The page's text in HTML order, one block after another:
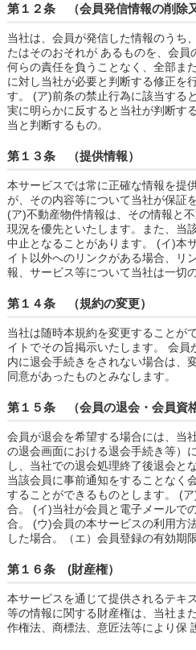
第１２条 （会員発信情報の削除又
当社は、会員が発信した情報のうち
たはそのおそれが あるものを、会員
何らの責任を負うことなく、全部ま
に対し当社が必要と判断する修正を
す。 (ア)前条の禁止行為に該当する
実に明らかに反すると当社が判断す
当と判断するもの。
第１３条 （提供情報）
本サービスでは常に正確な情報を提
が、その内容等について当社が保証
(ア)不動産物件情報は、その情報と
現況を優先といたします。また、当
中止となることがあります。 (イ)本
イト以外へのリンクがある場合、リ
報、サービス等について当社は一切
第１４条 （規約の変更）
当社は随時本規約を変更することが
イトでその旨掲示いたします。 会員
内に退会手続きをされない場合は、
同意があったものとみなします。
第１５条 （会員の退会・会員資
会員が退会を希望する場合には、当
の退会画面における退会手続き等）
し、当社での退会処理終了後退会と
当該会員に事前通知をすることなく
することができるものとします。 (
合。 (イ)当社が会員と電子メールで
合。 (ウ)会員の本サービスの利用方
した場合。（エ）会員登録の有効期
第１６条 (財産権）
本サービスを通じて提供されるテキ
等の情報に関する財産権は、当社ま
作権法、商標法、意匠法等により保